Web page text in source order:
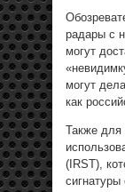
радары с
могут
могут
как
Также для
(IRST),